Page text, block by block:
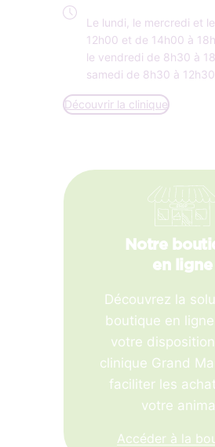
Le lundi, le mercredi et
12h00 et de 14h00 à
le vendredi de 8h30 à
samedi de 8h30 à 12h30.
Découvrir la clinique
Notre
en ligne
Découvrez la
boutique en
votre
clinique Grand
faciliter les
votre
Accéder à la